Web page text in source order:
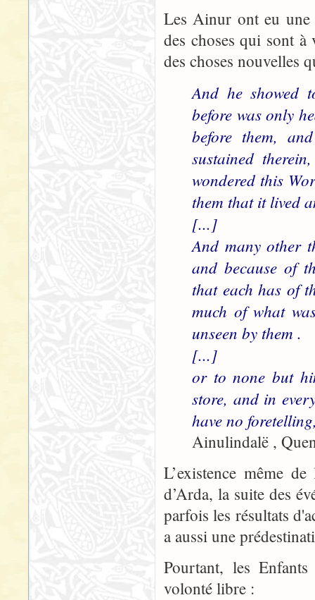
Les Ainur ont eu une
des choses qui sont
des choses nouvelles
And he showed
before was only
before them,
sustained
wondered this
them that it lived
[...]
And many other
and because of
that each has of
much of what
unseen by them .
[...]
or to none but
store, and in
have no
Ainulindalë ,
L’existence même
d’Arda, la suite des
parfois les résultats
a aussi une
Pourtant, les
volonté libre :